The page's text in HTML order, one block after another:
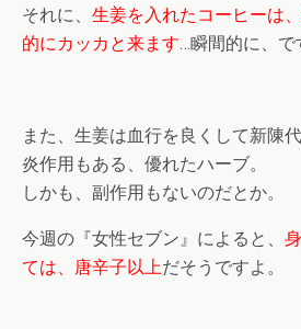
それに、 生姜を入れたコーヒーは
的にカッカと来ます…瞬間的に、で
また、生姜は血行を良くして新陳
炎作用もある、優れたハーブ。
しかも、副作用もないのだとか。
今週の『女性セブン』によると、
ては、唐辛子以上だそうですよ。